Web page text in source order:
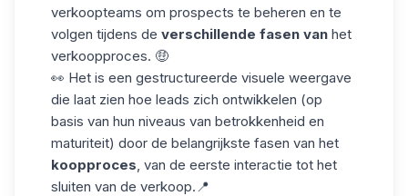
verkoopteams om prospects te beheren en te
volgen tijdens de verschillende fasen van het
verkoopproces. 🤑
👀 Het is een gestructureerde visuele weergave
die laat zien hoe leads zich ontwikkelen (op
basis van hun niveaus van betrokkenheid en
maturiteit) door de belangrijkste fasen van het
koopproces , van de eerste interactie tot het
sluiten van de verkoop.📍